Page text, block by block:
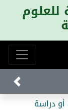
للعلوم
دراسة